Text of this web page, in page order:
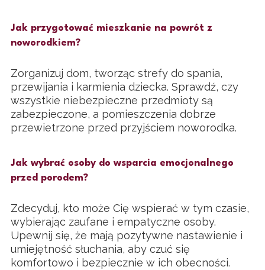
Jak przygotować mieszkanie na powrót z
noworodkiem?
Zorganizuj dom, tworząc strefy do spania,
przewijania i karmienia dziecka. Sprawdź, czy
wszystkie niebezpieczne przedmioty są
zabezpieczone, a pomieszczenia dobrze
przewietrzone przed przyjściem noworodka.
Jak wybrać osoby do wsparcia emocjonalnego
przed porodem?
Zdecyduj, kto może Cię wspierać w tym czasie,
wybierając zaufane i empatyczne osoby.
Upewnij się, że mają pozytywne nastawienie i
umiejętność słuchania, aby czuć się
komfortowo i bezpiecznie w ich obecności.